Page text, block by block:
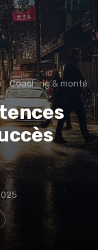
Coaching & montée